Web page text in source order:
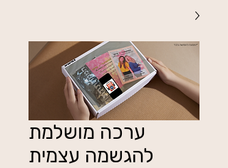
ערכה מושלמת
להגשמה עצמית